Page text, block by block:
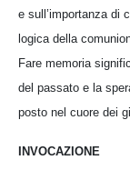
e sull’importanza di
logica della
Fare memoria
del passato e la
posto nel cuore dei
INVOCAZIONE